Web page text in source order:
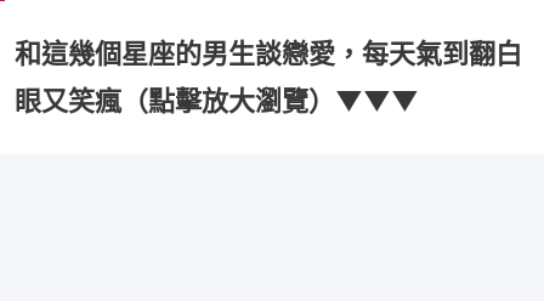
和這幾個星座的男生談戀愛，每天氣到翻白
眼又笑瘋（點擊放大瀏覽）▼▼▼